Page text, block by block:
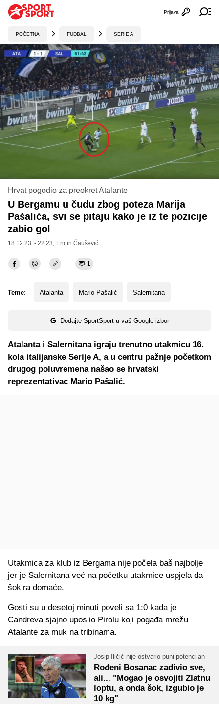
Otvori
Prijava
POČETNA FUDBAL SERIE A
Hrvat pogodio za preokret Atalante
U Bergamu u čudu zbog poteza Marija
Pašalića, svi se pitaju kako je iz te pozicije
zabio gol
18.12.23. - 22:23, Endin Čaušević
1
Teme: Atalanta Mario Pašalić Salernitana
Dodajte SportSport u vaš Google izbor
Atalanta i Salernitana igraju trenutno utakmicu 16.
kola italijanske Serije A, a u centru pažnje početkom
drugog poluvremena našao se hrvatski
reprezentativac Mario Pašalić.
Utakmica za klub iz Bergama nije počela baš najbolje
jer je Salernitana već na početku utakmice uspjela da
šokira domaće.
Gosti su u desetoj minuti poveli sa 1:0 kada je
Candreva sjajno uposlio Pirolu koji pogađa mrežu
Atalante za muk na tribinama.
Josip Iličić nije ostvario puni potencijan
Rođeni Bosanac zadivio sve,
ali... "Mogao je osvojiti Zlatnu
loptu, a onda šok, izgubio je
10 kg"